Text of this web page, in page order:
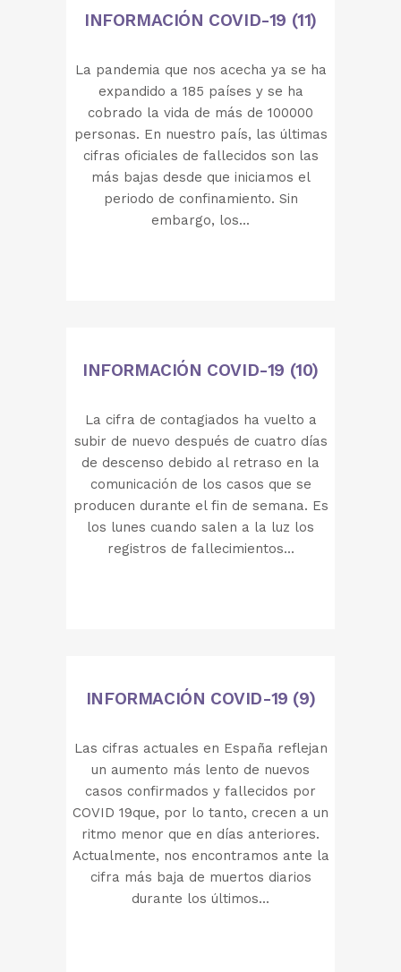
INFORMACIÓN COVID-19 (11)
La pandemia que nos acecha ya se ha
expandido a 185 países y se ha
cobrado la vida de más de 100000
personas. En nuestro país, las últimas
cifras oficiales de fallecidos son las
más bajas desde que iniciamos el
periodo de confinamiento. Sin
embargo, los...
INFORMACIÓN COVID-19 (10)
La cifra de contagiados ha vuelto a
subir de nuevo después de cuatro días
de descenso debido al retraso en la
comunicación de los casos que se
producen durante el fin de semana. Es
los lunes cuando salen a la luz los
registros de fallecimientos...
INFORMACIÓN COVID-19 (9)
Las cifras actuales en España reflejan
un aumento más lento de nuevos
casos confirmados y fallecidos por
COVID 19que, por lo tanto, crecen a un
ritmo menor que en días anteriores.
Actualmente, nos encontramos ante la
cifra más baja de muertos diarios
durante los últimos...